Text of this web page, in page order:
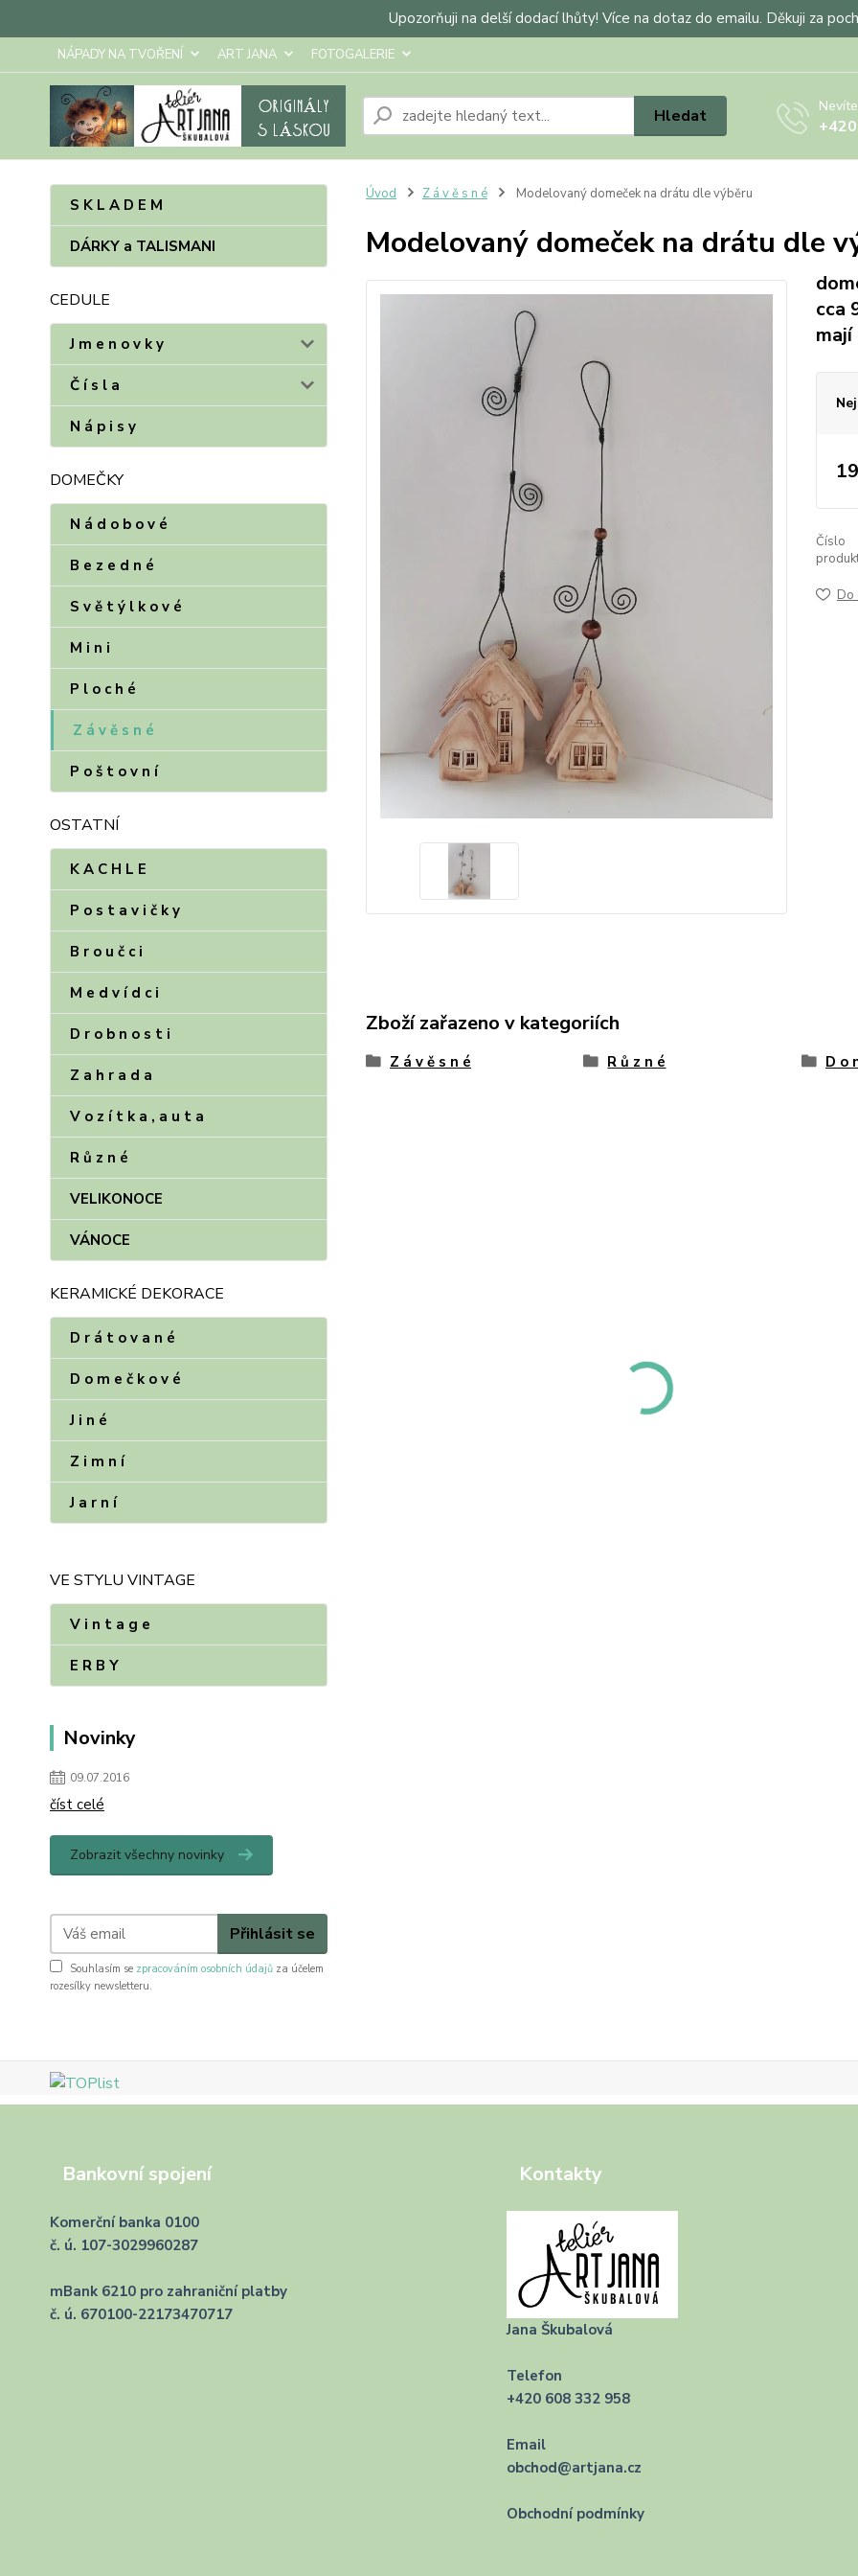
Upozorňuji na delší dodací lhůty! Více na dotaz do emailu. Děkuji za
NÁPADY NA TVOŘENÍ ART JANA FOTOGALERIE
Hledat
S K L A D E M
DÁRKY a TALISMANI
CEDULE
J m e n o v k y
Č í s l a
N á p i s y
DOMEČKY
N á d o b o v é
B e z e d n é
S v ě t ý l k o v é
M i n i
P l o c h é
Z á v ě s n é
P o š t o v n í
OSTATNÍ
K A C H L E
P o s t a v i č k y
B r o u č c i
M e d v í d c i
D r o b n o s t i
Z a h r a d a
V o z í t k a , a u t a
R ů z n é
VELIKONOCE
VÁNOCE
KERAMICKÉ DEKORACE
D r á t o v a n é
D o m e č k o v é
J i n é
Z i m n í
J a r n í
VE STYLU VINTAGE
V i n t a g e
E R B Y
Novinky
09.07.2016
číst celé
Zobrazit všechny novinky
Přihlásit se
Souhlasím se zpracováním osobních údajů za účelem
rozesílky newsletteru.
Úvod Z á v ě s n é Modelovaný domeček na drátu dle výběru
Modelovaný domeček na drátu dle
cca
mají
Číslo
Do
Zboží zařazeno v kategoriích
Z á v ě s n é R ů z n é D o
Bankovní spojení
Komerční banka 0100
č. ú. 107-3029960287
mBank 6210 pro zahraniční platby
č. ú. 670100-22173470717
Kontakty
Jana Škubalová
Telefon
+420 608 332 958
Email
obchod@artjana.cz
Obchodní podmínky